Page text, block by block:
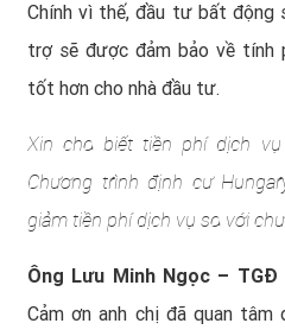
Chính vì thế, đầu tư bất động
trợ sẽ được đảm bảo về tính
tốt hơn cho nhà đầu tư.
Xin cho biết tiền phí dịch
Chương trình định cư
giảm tiền phí dịch vụ so với
Ông Lưu Minh Ngọc – TGĐ
Cảm ơn anh chị đã quan tâm